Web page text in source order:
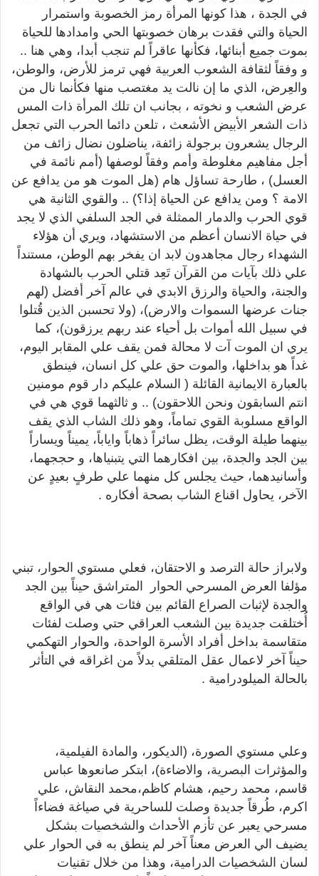
في الجدة ، هذا كونها المرأة رمز الخصوبة واستمرار
الحياة والتي فقدت برهان خصوبتها الحي وامدادها للحياة
بموت جميع أبنائها، فكأنها عاقراً لم تنجب أبدا، وهي هنا ..
و وفقاً لثقافة الشعوب العربية فهي ترمز للأرض، والوطن،
والعِرض، الذي ما إن نالت يد مغتصب منها فكأنما نال من
عرض الشعب و نخوته ، بجانب ان تلك المرأة ذات المس
ذات الشعر الأبيض الأشعث ، تلعن دائما الحرب التي تجعل
الرجال يشعرون برجولة زائفة، يناضلون نضال زائف من
أجل مفاهيم مغلوطة وأمم وفقاً لوصفها (أمم نائمة في
العسل) ، طارحة تساؤل هام (هل الموت هو من يدافع عن
الامة ؟ ومن يدافع عن الحياة إذا؟) .. والقوي الثانية هي
قوي الحرب والدمار الممثلة في الجد السلفي الذي لا يجد
في حياة الانسان أعظم من الاستشهاد، ويري أن هؤلاء
الشهداء رجال مجاهدون لابد ان يفخر بهم الوطن، مستنداً
علي ذلك بآيات من القرآن تَعِد قتلي الحرب بالشهادة
والجنة، والحياة والرزق الابدي في عالم آخر أفضل (لهم
جنات عرضها السموات والارض)، (ولا تحسبن الذين قُتلوا
في سبيل الله أموات بل أحياء عند ربهم يرزقون)، كما
يري ان الموت آت لا محالة فمن يقف علي المقابر اليوم،
غداً هو بداخلها، والموت حق علي كل انسان، فينطق
بالعبارة الايمانية القائلة ( السلام عليكم دار قوم مومنين
انتم السابقون ونحن اللاحقون) .. و ثالثهما قوي هي في
الواقع مسلوبة القوي تماماً، وهو ذلك الشاب الذي يقف
بينهما طيلة الوقت، يظل سائراً ذهاباً واياباً، يميناً ويساراً
بين الجد والجدة، بين افكارهما التي يتبنياها، و حججهما،
وأسانيدهما، حيث يجلس كل منهما علي طرفٍ بعيدٍ عن
الآخر، يحاول اقناع الشاب بصحة أفكاره .
ولابراز حالة الترصد و الاحتقان، فعلي مستوي الحوار، تبني
مؤلفا العرض المسرحي الحوار المتراشق حيناً بين الجد
والجدة لإثبات الصراع القائم بين فئات هي في الواقع
أُختلقت جديدة بين الشعب العراقي حتي وصلت لفئات
متقاسمة بداخل أفراد الأسرة الواحدة، والحوار التهكمي
حيناً آخر لاعمال عقل المتلقي بدلاً من اغراقه في التأثر
بالحالة الميلودرامية .
وعلي مستوي الصورة، (الديكور، والمادة الفيلمية،
والمؤثرات البصرية، والاضاءة)، ابتكر صانعوها عباس
قاسم، محمد رحيم، هشام كاظم،محمد النقاش، علي
اكرم، طُرقاً جديدة وصلت للساحرية في صياغة فضاءاً
مسرحي يعبر عن تأزم الأحداث والشخصيات بشكل
يضيف الي العرض معناً آخر لم ينطق به في الحوار علي
لسان الشخصيات الدرامية، وهذا من خلال تقنيات